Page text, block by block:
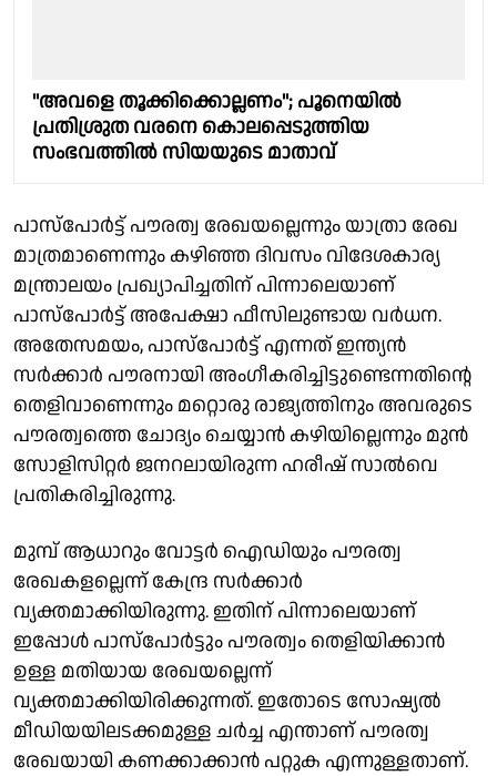
''അവളെ തൂക്കിക്കൊല്ലണം''; പൂനെയില്‍
പ്രതിശ്രുത വരനെ കൊലപ്പെടുത്തിയ
സംഭവത്തില്‍ സിയയുടെ മാതാവ്
പാസ്പോർട്ട് പൗരത്വ രേഖയല്ലെന്നും യാത്രാ രേഖ
മാത്രമാണെന്നും കഴിഞ്ഞ ദിവസം വിദേശകാര്യ
മന്ത്രാലയം പ്രഖ്യാപിച്ചതിന് പിന്നാലെയാണ്
പാസ്പോർട്ട് അപേക്ഷാ ഫീസിലുണ്ടായ വർധന.
അതേസമയം, പാസ്പോർട്ട് എന്നത് ഇന്ത്യൻ
സർക്കാർ പൗരനായി അംഗീകരിച്ചിട്ടുണ്ടെന്നതിൻ്റെ
തെളിവാണെന്നും മറ്റൊരു രാജ്യത്തിനും അവരുടെ
പൗരത്വത്തെ ചോദ്യം ചെയ്യാൻ കഴിയില്ലെന്നും മുൻ
സോളിസിറ്റർ ജനറലായിരുന്ന ഹരീഷ് സാൽവെ
പ്രതികരിച്ചിരുന്നു.
മുമ്പ് ആധാറും വോട്ടർ ഐഡിയും പൗരത്വ
രേഖകളല്ലെന്ന് കേന്ദ്ര സർക്കാർ
വ്യക്തമാക്കിയിരുന്നു. ഇതിന് പിന്നാലെയാണ്
ഇപ്പോൾ പാസ്പോർട്ടും പൗരത്വം തെളിയിക്കാൻ
ഉള്ള മതിയായ രേഖയല്ലെന്ന്
വ്യക്തമാക്കിയിരിക്കുന്നത്. ഇതോടെ സോഷ്യൽ
മീഡിയയിലടക്കമുള്ള ചർച്ച എന്താണ് പൗരത്വ
രേഖയായി കണക്കാക്കാൻ പറ്റുക എന്നുള്ളതാണ്.